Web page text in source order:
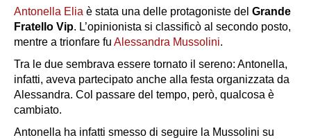
Antonella Elia è stata una delle protagoniste del Grande
Fratello Vip. L’opinionista si classificò al secondo posto,
mentre a trionfare fu Alessandra Mussolini.
Tra le due sembrava essere tornato il sereno: Antonella,
infatti, aveva partecipato anche alla festa organizzata da
Alessandra. Col passare del tempo, però, qualcosa è
cambiato.
Antonella ha infatti smesso di seguire la Mussolini su